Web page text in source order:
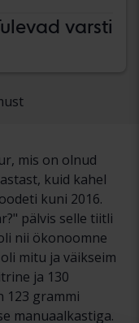
varsti
mis on olnud
kuid kahel
kuni 2016.
pälvis selle tiitli
nii ökonoomne
mitu ja väikseim
ja 130
123 grammi
manuaalkastiga.